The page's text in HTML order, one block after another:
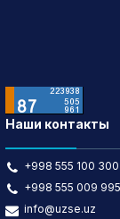
Наши контакты
+998 555 100 300
+998 555 009 995
info@uzse.uz